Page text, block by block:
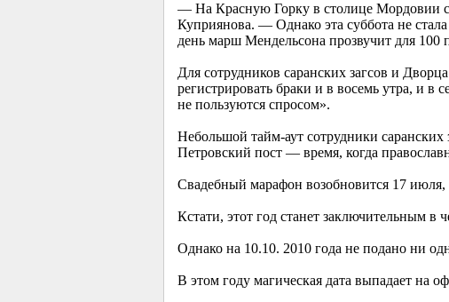
— На Красную Горку в столице Мордовии
Куприянова. — Однако эта суббота не
день марш Мендельсона прозвучит для 100
Для сотрудников саранских загсов и
регистрировать браки и в восемь утра, и
не пользуются спросом».
Небольшой тайм-аут сотрудники
Петровский пост — время, когда
Свадебный марафон возобновится 17 июля,
Кстати, этот год станет заключительным в
Однако на 10.10. 2010 года не подано ни
В этом году магическая дата выпадает на